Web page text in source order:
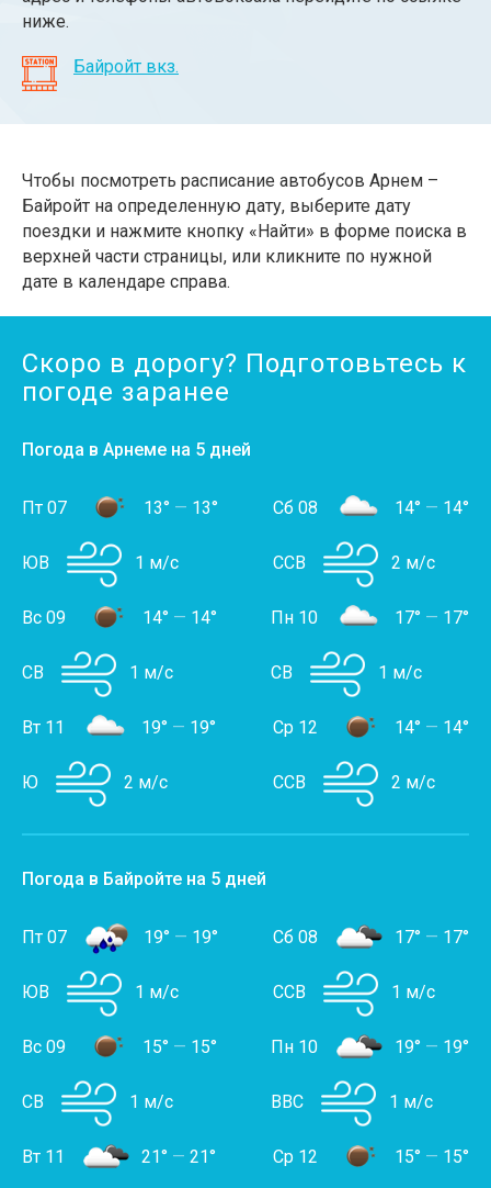
ниже.
Байройт вкз.
Чтобы посмотреть расписание автобусов Арнем –
Байройт на определенную дату, выберите дату
поездки и нажмите кнопку «Найти» в форме поиска в
верхней части страницы, или кликните по нужной
дате в календаре справа.
Скоро в дорогу? Подготовьтесь к
погоде заранее
Погода в Арнеме на 5 дней
Пт 07 13° — 13°
ЮВ 1 м/с
Сб 08 14° — 14°
ССВ 2 м/с
Вс 09 14° — 14°
СВ 1 м/с
Пн 10 17° — 17°
СВ 1 м/с
Вт 11 19° — 19°
Ю 2 м/с
Ср 12 14° — 14°
ССВ 2 м/с
Погода в Байройте на 5 дней
Пт 07 19° — 19°
ЮВ 1 м/с
Сб 08 17° — 17°
ССВ 1 м/с
Вс 09 15° — 15°
СВ 1 м/с
Пн 10 19° — 19°
ВВС 1 м/с
Вт 11 21° — 21° Ср 12 15° — 15°